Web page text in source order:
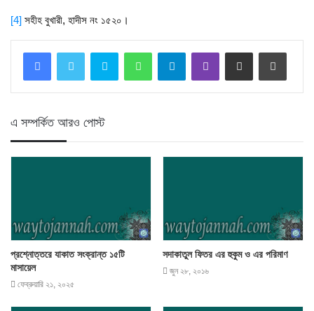
[4] সহীহ বুখারী, হাদীস নং ১৫২০।
Skype WhatsAppTelegramViber Share via Email Print
এ সম্পর্কিত আরও পোস্ট
প্রশ্নোত্তরে যাকাত সংক্রান্ত ১৫টি
মাসায়েল
ফেব্রুয়ারি ২১, ২০২৫
সদাকাতুল ফিতর এর হুকুম ও এর পরিমাণ
জুন ২৮, ২০১৬